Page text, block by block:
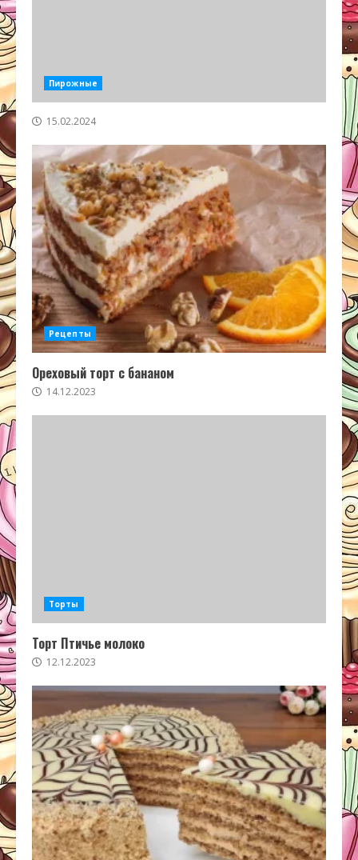
Пирожные
15.02.2024
Рецепты
Ореховый торт с бананом
14.12.2023
Торты
Торт Птичье молоко
12.12.2023